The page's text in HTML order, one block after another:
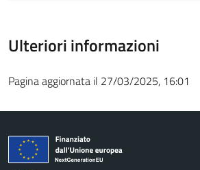
Ulteriori informazioni
Pagina aggiornata il 27/03/2025, 16:01